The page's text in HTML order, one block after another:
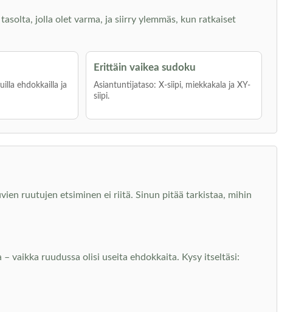
jolla olet varma, ja siirry ylemmäs, kun ratkaiset
ehdokkailla ja
Erittäin vaikea sudoku
Asiantuntijataso: X-siipi, miekkakala ja XY-
siipi.
ruutujen etsiminen ei riitä. Sinun pitää tarkistaa, mihin
vaikka ruudussa olisi useita ehdokkaita. Kysy itseltäsi: